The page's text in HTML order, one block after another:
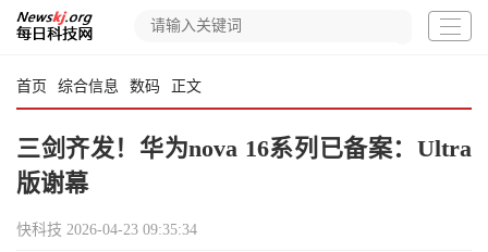
首页 综合信息 数码 正文
三剑齐发！华为nova 16系列已备案：Ultra
版谢幕
快科技 2026-04-23 09:35:34